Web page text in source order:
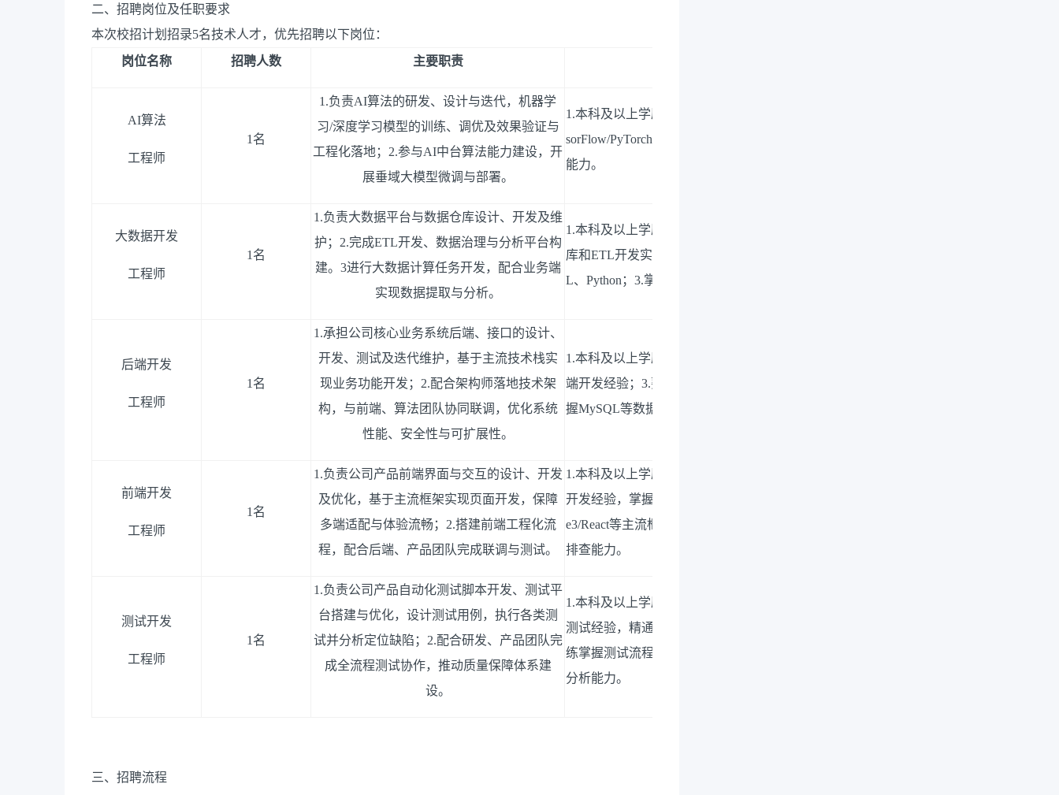
二、招聘岗位及任职要求
本次校招计划招录5名技术人才，优先招聘以下岗位：
岗位名称
招聘人数 主要职责
AI算法
工程师
1 名
1.负责AI算法的研发、设计与迭代，机器学
习/深度学习模型的训练、调优及效果验证与
工程化落地； 2.参与AI中台算法能力建设，开
展垂域大模型微调与部署。
1.本科及以上学历，计算机等相关专业；
sorFlow/PyTorch
能力。
大数据开发
工程师
1 名
1.负责大数据平台与数据仓库设计、开发及维
护； 2.完成ETL开发、数据治理与分析平台构
建。 3进行大数据计算任务开发，配合业务端
实现数据提取与分析。
1.本科及以上学历，计算机等相关专业；
库和ETL开发实战等大数据开发经验，熟练使用
L、 Python ； 3.掌握
后端开发
工程师
1 名
1.承担公司核心业务系统后端、接口的设计、
开发、测试及迭代维护，基于主流技术栈实
现业务功能开发； 2.配合架构师落地技术架
构，与前端、算法团队协同联调，优化系统
性能、安全性与可扩展性。
1.本科及以上学历，计算机相关专业；
端开发经验； 3.熟悉
握MySQL等数据库及缓存、消息队列技术。
前端开发
工程师
1 名
1.负责公司产品前端界面与交互的设计、开发
及优化，基于主流框架实现页面开发，保障
多端适配与体验流畅； 2.搭建前端工程化流
程，配合后端、产品团队完成联调与测试。
1.本科及以上学历，计算机相关专业；
开发经验，掌握前端工程化与跨端开发；
e3/React等主流框架，具备良好的代码规范和问题
排查能力。
测试开发
工程师
1 名
1.负责公司产品自动化测试脚本开发、测试平
台搭建与优化，设计测试用例，执行各类测
试并分析定位缺陷； 2.配合研发、产品团队完
成全流程测试协作，推动质量保障体系建
设。
1.本科及以上学历，计算机相关专业；
测试经验，精通主流自动化测试框架、工具；
练掌握测试流程与用例设计方法，具备问题排查与
分析能力。
三、招聘流程